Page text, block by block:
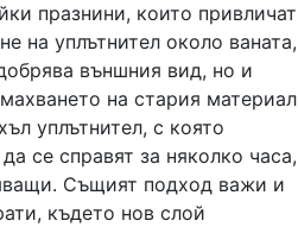
празнини, които привличат
на уплътнител около ваната,
външния вид, но и
на стария материал
уплътнител, с която
се справят за няколко часа,
Същият подход важи и
където нов слой